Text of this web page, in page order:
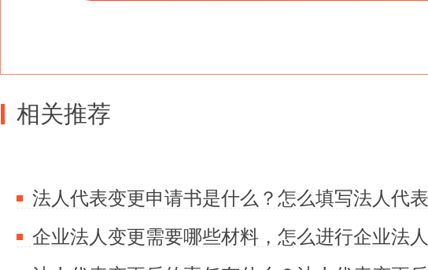
过程中的统一缴费以外，还需要根据具
成立的，你如果转让给另外一个人，
通常有三种方式协议转让：第一种是
相关推荐
企业法人变更需要哪些材料，怎么进行企业法